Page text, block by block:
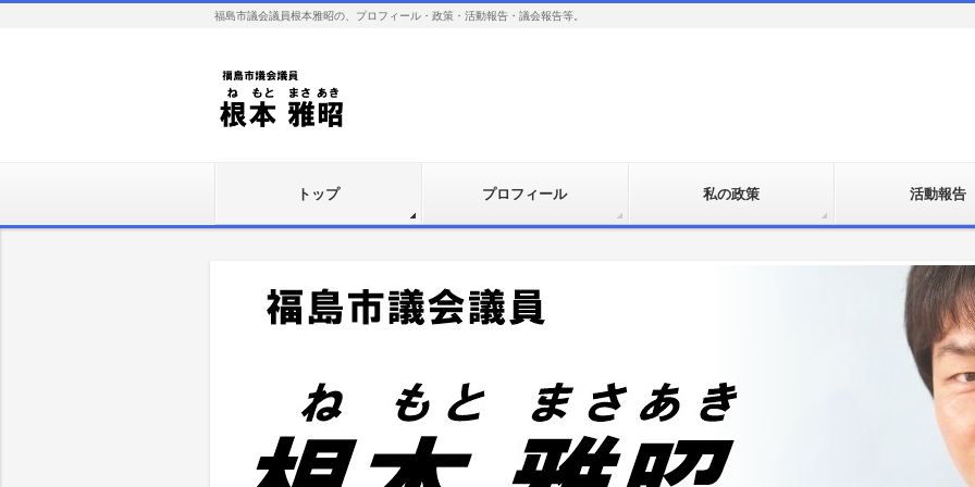
福島市議会議員根本雅昭の、プロフィール・政策・活動報告・議会報告等。
トップ プロフィール 私の政策 活動報告